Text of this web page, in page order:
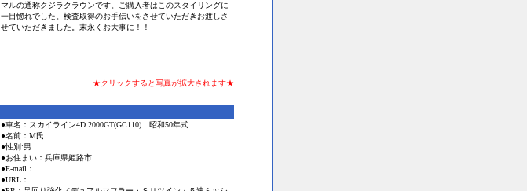
マルの通称クジラクラウンです。ご購入者はこのスタイリングに
一目惚れでした。検査取得のお手伝いをさせていただきお渡しさ
せていただきました。末永くお大事に！！
★クリックすると写真が拡大されます★
●車名：スカイライン4D 2000GT(GC110) 昭和50年式
●名前：M氏
●性別:男
●お住まい：兵庫県姫路市
●E-mail：
●URL：